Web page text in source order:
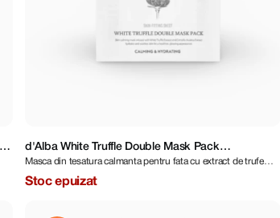
d'Alba White Truffle Double Mask Pack
Calming/Hydration
Masca din tesatura calmanta pentru fata cu extract de trufe
albe
Stoc epuizat